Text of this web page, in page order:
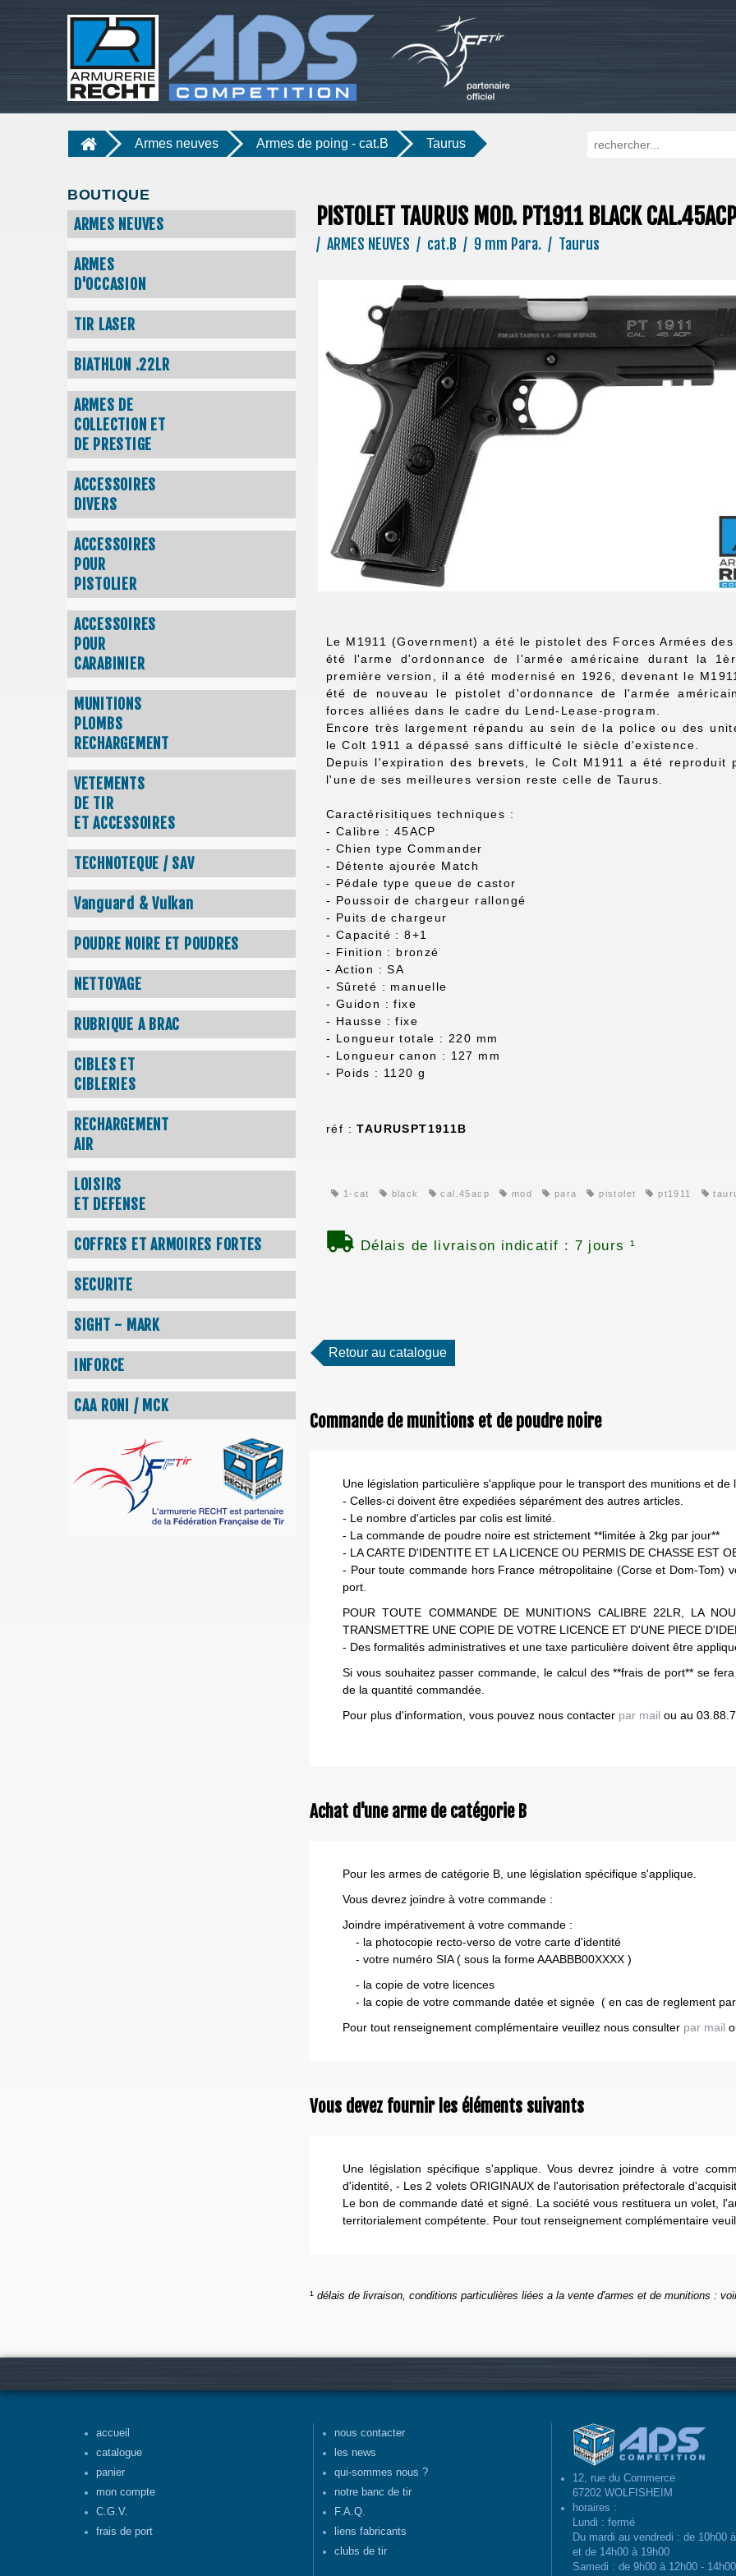
Armes neuves Armes de poing - cat.B Taurus
BOUTIQUE
ARMES NEUVES
ARMES
D'OCCASION
TIR LASER
BIATHLON .22LR
ARMES DE
COLLECTION ET
DE PRESTIGE
ACCESSOIRES
DIVERS
ACCESSOIRES
POUR
PISTOLIER
ACCESSOIRES
POUR
CARABINIER
MUNITIONS
PLOMBS
RECHARGEMENT
VETEMENTS
DE TIR
ET ACCESSOIRES
TECHNOTEQUE / SAV
Vanguard & Vulkan
POUDRE NOIRE ET POUDRES
NETTOYAGE
RUBRIQUE A BRAC
CIBLES ET
CIBLERIES
RECHARGEMENT
AIR
LOISIRS
ET DEFENSE
COFFRES ET ARMOIRES FORTES
SECURITE
SIGHT - MARK
INFORCE
CAA RONI / MCK
PISTOLET TAURUS MOD. PT1911 BLACK CAL.45ACP
/ ARMES NEUVES / cat.B / 9 mm Para. / Taurus
Le M1911 (Government) a été le pistolet des Forces Armées
été l'arme d'ordonnance de l'armée américaine durant la
première version, il a été modernisé en 1926, devenant le
été de nouveau le pistolet d'ordonnance de l'armée
forces alliées dans le cadre du Lend-Lease-program.
Encore très largement répandu au sein de la police ou des
le Colt 1911 a dépassé sans difficulté le siècle d'existence.
Depuis l'expiration des brevets, le Colt M1911 a été reproduit
l'une de ses meilleures version reste celle de Taurus.
Caractérisitiques techniques :
- Calibre : 45ACP
- Chien type Commander
- Détente ajourée Match
- Pédale type queue de castor
- Poussoir de chargeur rallongé
- Puits de chargeur
- Capacité : 8+1
- Finition : bronzé
- Action : SA
- Sûreté : manuelle
- Guidon : fixe
- Hausse : fixe
- Longueur totale : 220 mm
- Longueur canon : 127 mm
- Poids : 1120 g
réf :TAURUSPT1911B
1-cat black cal.45acp mod para pistolet pt1911
Délais de livraison indicatif : 7 jours ¹
Retour au catalogue
Commande de munitions et de poudre noire
Une législation particulière s'applique pour le transport des munitions et de
- Celles-ci doivent être expediées séparément des autres articles.
- Le nombre d'articles par colis est limité.
- La commande de poudre noire est strictement **limitée à 2kg par jour**
- LA CARTE D'IDENTITE ET LA LICENCE OU PERMIS DE CHASSE EST
- Pour toute commande hors France métropolitaine (Corse et Dom-Tom)
port.
POUR TOUTE COMMANDE DE MUNITIONS CALIBRE 22LR, LA
TRANSMETTRE UNE COPIE DE VOTRE LICENCE ET D'UNE PIECE
- Des formalités administratives et une taxe particulière doivent être
Si vous souhaitez passer commande, le calcul des **frais de port** se
de la quantité commandée.
Pour plus d'information, vous pouvez nous contacter par mail ou au
Achat d'une arme de catégorie B
Pour les armes de catégorie B, une législation spécifique s'applique.
Vous devrez joindre à votre commande :
Joindre impérativement à votre commande :
- la photocopie recto-verso de votre carte d'identité
- votre numéro SIA ( sous la forme AAABBB00XXXX )
- la copie de votre licences
- la copie de votre commande datée et signée ( en cas de reglement
Pour tout renseignement complémentaire veuillez nous consulter par mail
Vous devez fournir les éléments suivants
Une législation spécifique s'applique. Vous devrez joindre à votre
d'identité, - Les 2 volets ORIGINAUX de l'autorisation préfectorale
Le bon de commande daté et signé. La société vous restituera un volet,
territorialement compétente. Pour tout renseignement complémentaire
¹ délais de livraison, conditions particulières liées a la vente d'armes et de munitions :
accueil
catalogue
panier
mon compte
C.G.V.
frais de port
nous contacter
les news
qui-sommes nous ?
notre banc de tir
F.A.Q.
liens fabricants
clubs de tir
12, rue du Commerce
67202 WOLFISHEIM
horaires :
Lundi : fermé
Du mardi au vendredi : de 10h00
et de 14h00 à 19h00
Samedi : de 9h00 à 12h00 -